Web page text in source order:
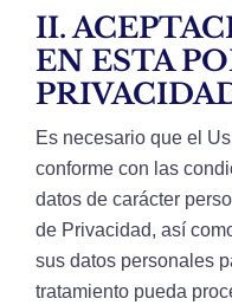
II.
EN ESTA
Es necesario que el
conforme con las
datos de carácter
de Privacidad, así
sus datos personales
tratamiento pueda